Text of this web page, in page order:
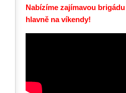
Nabízíme zajímavou brigádu
hlavně na víkendy!